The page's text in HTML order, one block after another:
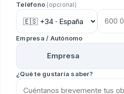
Teléfono (opcional)
Empresa / Autónomo
Empresa
¿Qué te gustaría saber?